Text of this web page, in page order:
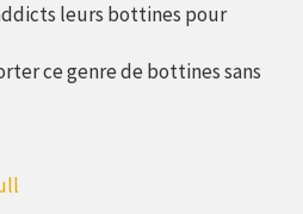
leurs bottines pour
ce genre de bottines sans